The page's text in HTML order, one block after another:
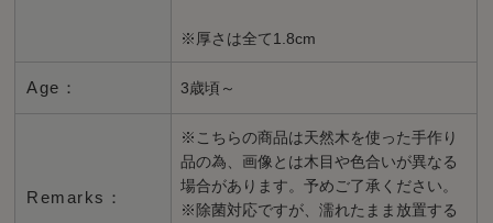
※厚さは全て1.8cm
Age： 3歳頃～
Remarks：
※こちらの商品は天然木を使った手作り
品の為、画像とは木目や色合いが異なる
場合があります。予めご了承ください。
※除菌対応ですが、濡れたまま放置する